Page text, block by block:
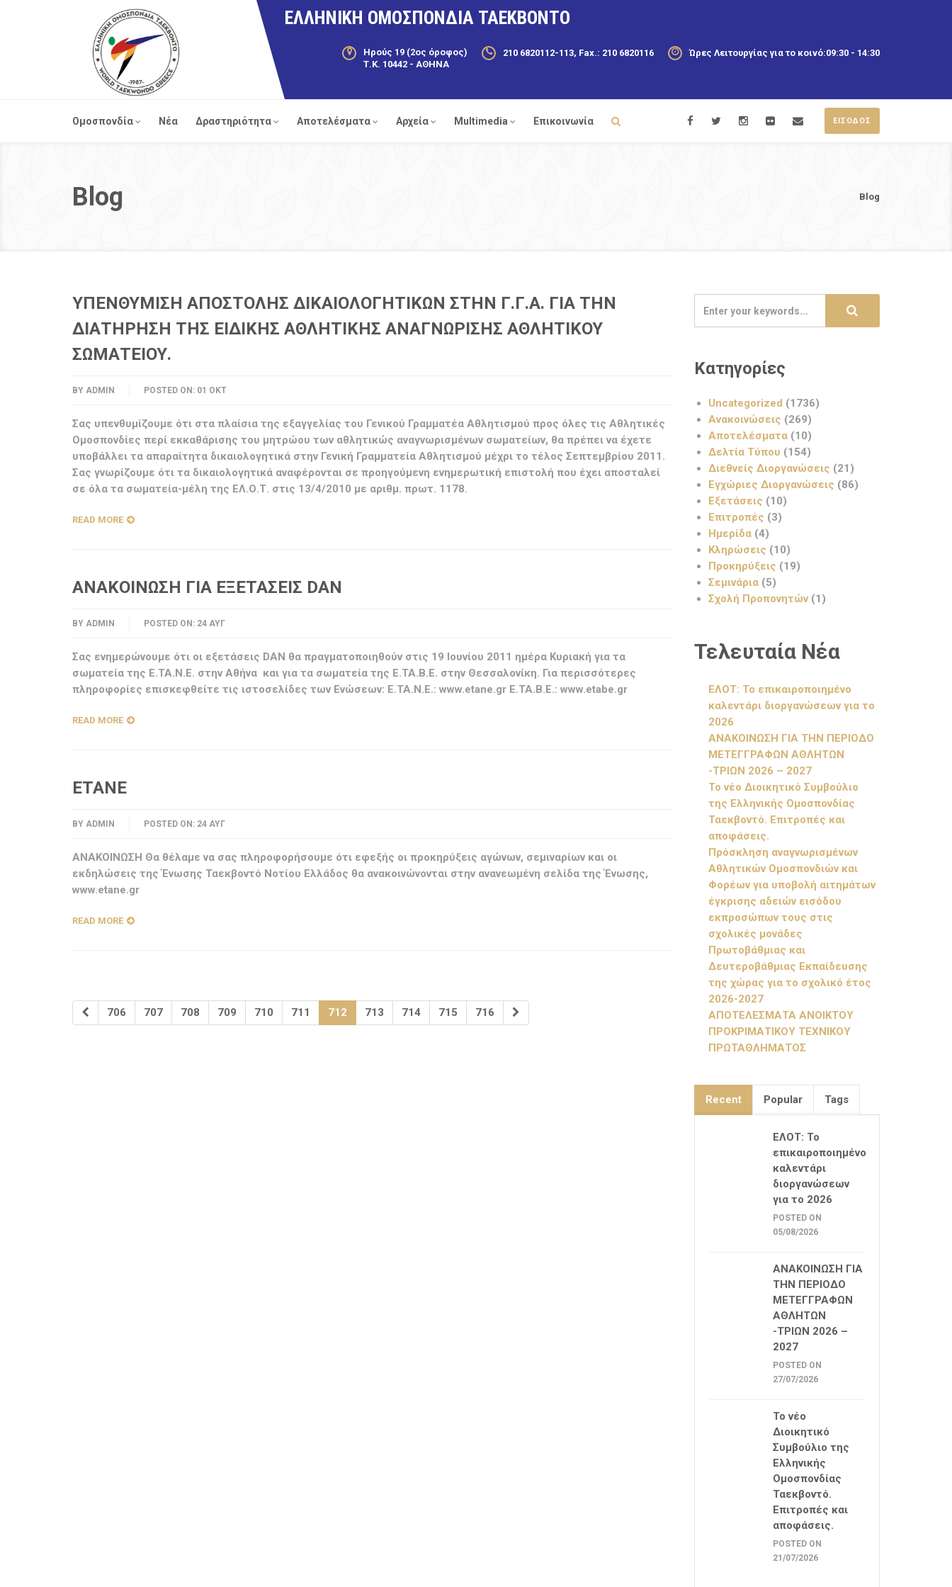
ΕΛΛΗΝΙΚΗ ΟΜΟΣΠΟΝΔΙΑ ΤΑΕΚΒΟΝΤΟ
Ηρούς 19 (2ος όροφος)
Τ.Κ. 10442 - ΑΘΗΝΑ
210 6820112-113, Fax.: 210 6820116 Ώρες Λειτουργίας για το κοινό:09:30 - 14:30
ΕΙΣΟΔΟΣ
Ομοσπονδία Νέα Δραστηριότητα Αποτελέσματα Αρχεία Multimedia Επικοινωνία
Blog
Blog
ΥΠΕΝΘΥΜΙΣΗ ΑΠΟΣΤΟΛΗΣ ΔΙΚΑΙΟΛΟΓΗΤΙΚΩΝ ΣΤΗΝ Γ.Γ.Α. ΓΙΑ ΤΗΝ
ΔΙΑΤΗΡΗΣΗ ΤΗΣ ΕΙΔΙΚΗΣ ΑΘΛΗΤΙΚΗΣ ΑΝΑΓΝΩΡΙΣΗΣ ΑΘΛΗΤΙΚΟΥ
ΣΩΜΑΤΕΙΟΥ.
BY ADMIN POSTED ON: 01 ΟΚΤ
Σας υπενθυμίζουμε ότι στα πλαίσια της εξαγγελίας του Γενικού Γραμματέα Αθλητισμού προς όλες τις Αθλητικές
Ομοσπονδίες περί εκκαθάρισης του μητρώου των αθλητικώς αναγνωρισμένων σωματείων, θα πρέπει να έχετε
υποβάλλει τα απαραίτητα δικαιολογητικά στην Γενική Γραμματεία Αθλητισμού μέχρι το τέλος Σεπτεμβρίου 2011.
Σας γνωρίζουμε ότι τα δικαιολογητικά αναφέρονται σε προηγούμενη ενημερωτική επιστολή που έχει αποσταλεί
σε όλα τα σωματεία-μέλη της ΕΛ.Ο.Τ. στις 13/4/2010 με αριθμ. πρωτ. 1178.
READ MORE
ΑΝΑΚΟΙΝΩΣΗ ΓΙΑ ΕΞΕΤΑΣΕΙΣ DAN
BY ADMIN POSTED ON: 24 ΑΥΓ
Σας ενημερώνουμε ότι οι εξετάσεις DAN θα πραγματοποιηθούν στις 19 Ιουνίου 2011 ημέρα Κυριακή για τα
σωματεία της Ε.ΤΑ.Ν.Ε. στην Αθήνα και για τα σωματεία της Ε.ΤΑ.Β.Ε. στην Θεσσαλονίκη. Για περισσότερες
πληροφορίες επισκεφθείτε τις ιστοσελίδες των Ενώσεων: Ε.ΤΑ.Ν.Ε.: www.etane.gr Ε.ΤΑ.Β.Ε.: www.etabe.gr
READ MORE
ETANE
BY ADMIN POSTED ON: 24 ΑΥΓ
ΑΝΑΚΟΙΝΩΣΗ Θα θέλαμε να σας πληροφορήσουμε ότι εφεξής οι προκηρύξεις αγώνων, σεμιναρίων και οι
εκδηλώσεις της Ένωσης Ταεκβοντό Νοτίου Ελλάδος θα ανακοινώνονται στην ανανεωμένη σελίδα της Ένωσης,
www.etane.gr
READ MORE
706 707 708 709 710 711 712 713 714 715 716
Κατηγορίες
Uncategorized (1736)
Ανακοινώσεις (269)
Αποτελέσματα(10)
Δελτία Τύπου (154)
Διεθνείς Διοργανώσεις (21)
Εγχώριες Διοργανώσεις (86)
Εξετάσεις (10)
Επιτροπές (3)
Ημερίδα(4)
Κληρώσεις (10)
Προκηρύξεις (19)
Σεμινάρια(5)
Σχολή Προπονητών(1)
Τελευταία Νέα
ΕΛΟΤ: Το επικαιροποιημένο
καλεντάρι διοργανώσεων για το
2026
ΑΝΑΚΟΙΝΩΣΗ ΓΙΑ ΤΗΝ ΠΕΡΙΟΔΟ
ΜΕΤΕΓΓΡΑΦΩΝ ΑΘΛΗΤΩΝ
-ΤΡΙΩΝ 2026 – 2027
Το νέο Διοικητικό Συμβούλιο
της Ελληνικής Ομοσπονδίας
Ταεκβοντό. Επιτροπές και
αποφάσεις.
Πρόσκληση αναγνωρισμένων
Αθλητικών Ομοσπονδιών και
Φορέων για υποβολή αιτημάτων
έγκρισης αδειών εισόδου
εκπροσώπων τους στις
σχολικές μονάδες
Πρωτοβάθμιας και
Δευτεροβάθμιας Εκπαίδευσης
της χώρας για το σχολικό έτος
2026-2027
ΑΠΟΤΕΛΕΣΜΑΤΑ ΑΝΟΙΚΤΟΥ
ΠΡΟΚΡΙΜΑΤΙΚΟΥ ΤΕΧΝΙΚΟΥ
ΠΡΩΤΑΘΛΗΜΑΤΟΣ
Recent Popular Tags
ΕΛΟΤ: Το
επικαιροποιημένο
καλεντάρι
διοργανώσεων
για το 2026
POSTED ON
05/08/2026
ΑΝΑΚΟΙΝΩΣΗ ΓΙΑ
ΤΗΝ ΠΕΡΙΟΔΟ
ΜΕΤΕΓΓΡΑΦΩΝ
ΑΘΛΗΤΩΝ
-ΤΡΙΩΝ 2026 –
2027
POSTED ON
27/07/2026
Το νέο
Διοικητικό
Συμβούλιο της
Ελληνικής
Ομοσπονδίας
Ταεκβοντό.
Επιτροπές και
αποφάσεις.
POSTED ON
21/07/2026